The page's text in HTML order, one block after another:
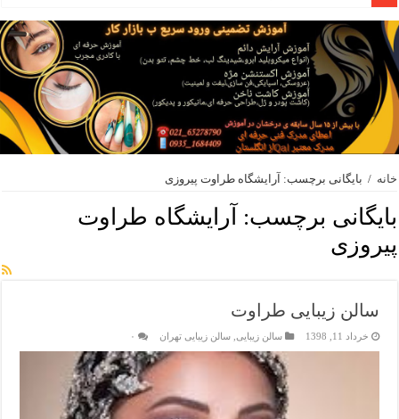
خانه / بایگانی برچسب: آرایشگاه طراوت پیروزی
بایگانی برچسب: آرایشگاه طراوت
پیروزی
سالن زیبایی طراوت
خرداد 11, 1398 سالن زیبایی ,سالن زیبایی تهران ۰